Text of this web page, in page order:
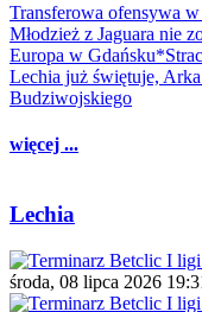
Transferowa ofensywa
Młodzież z Jaguara nie
Europa w
Lechia już świętuje,
Budziwojskiego
więcej ...
Lechia
środa, 08 lipca 2026